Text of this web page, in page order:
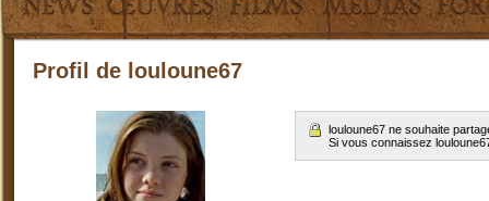
Profil de louloune67
louloune67 ne souhaite
Si vous connaissez